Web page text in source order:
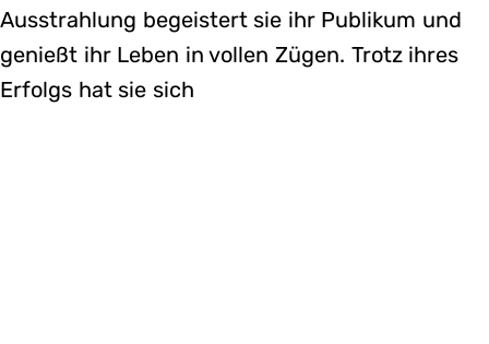
Ausstrahlung begeistert sie ihr Publikum und
genießt ihr Leben in vollen Zügen. Trotz ihres
Erfolgs hat sie sich